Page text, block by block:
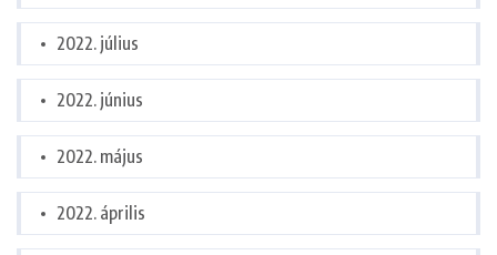
2022. július
2022. június
2022. május
2022. április